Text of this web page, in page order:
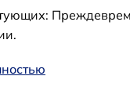
управления